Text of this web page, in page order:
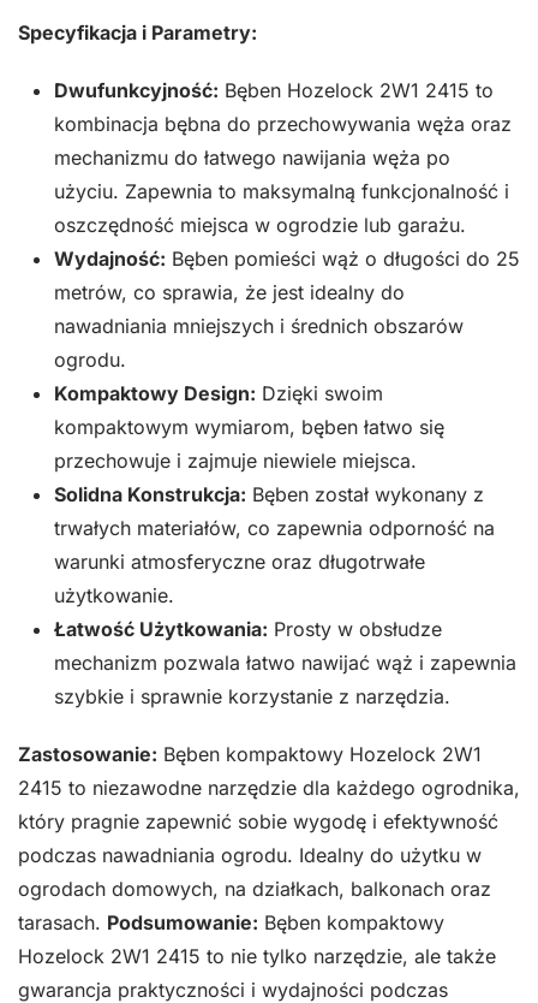
Specyfikacja i Parametry:
Dwufunkcyjność: Bęben Hozelock 2W1 2415 to
kombinacja bębna do przechowywania węża oraz
mechanizmu do łatwego nawijania węża po
użyciu. Zapewnia to maksymalną funkcjonalność i
oszczędność miejsca w ogrodzie lub garażu.
Wydajność: Bęben pomieści wąż o długości do 25
metrów, co sprawia, że jest idealny do
nawadniania mniejszych i średnich obszarów
ogrodu.
Kompaktowy Design: Dzięki swoim
kompaktowym wymiarom, bęben łatwo się
przechowuje i zajmuje niewiele miejsca.
Solidna Konstrukcja: Bęben został wykonany z
trwałych materiałów, co zapewnia odporność na
warunki atmosferyczne oraz długotrwałe
użytkowanie.
Łatwość Użytkowania: Prosty w obsłudze
mechanizm pozwala łatwo nawijać wąż i zapewnia
szybkie i sprawnie korzystanie z narzędzia.
Zastosowanie: Bęben kompaktowy Hozelock 2W1
2415 to niezawodne narzędzie dla każdego ogrodnika,
który pragnie zapewnić sobie wygodę i efektywność
podczas nawadniania ogrodu. Idealny do użytku w
ogrodach domowych, na działkach, balkonach oraz
tarasach. Podsumowanie: Bęben kompaktowy
Hozelock 2W1 2415 to nie tylko narzędzie, ale także
gwarancja praktyczności i wydajności podczas